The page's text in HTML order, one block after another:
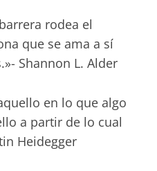
rodea el
que se ama a sí
Shannon L. Alder
en lo que algo
a partir de lo cual
Heidegger